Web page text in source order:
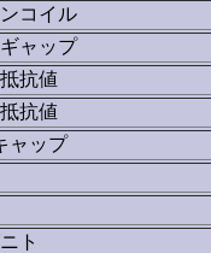
コイル
ャップ
抗値
抗値
ャップ
ト